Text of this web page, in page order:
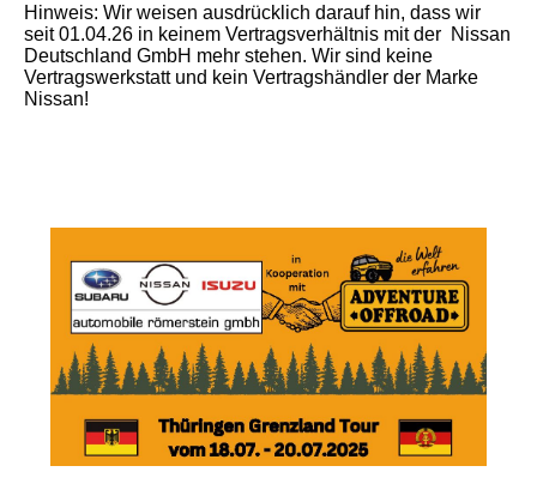
Hinweis: Wir weisen ausdrücklich darauf hin, dass wir
seit 01.04.26 in keinem Vertragsverhältnis mit der Nissan
Deutschland GmbH mehr stehen. Wir sind keine
Vertragswerkstatt und kein Vertragshändler der Marke
Nissan!